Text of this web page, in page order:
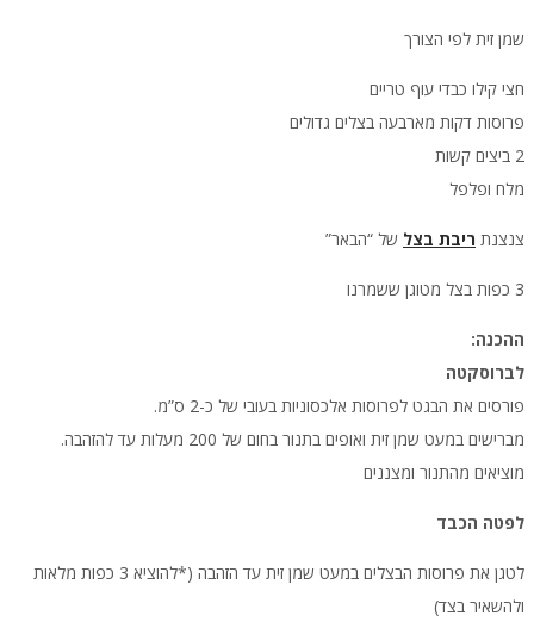
שמן זית לפי הצורך
חצי קילו כבדי עוף טריים
פרוסות דקות מארבעה בצלים גדולים
2 ביצים קשות
מלח ופלפל
צנצנת ריבת בצל של “הבאר”
3 כפות בצל מטוגן ששמרנו
ההכנה:
לברוסקטה
פורסים את הבגט לפרוסות אלכסוניות בעובי של כ-2 ס”מ.
מברישים במעט שמן זית ואופים בתנור בחום של 200 מעלות עד להזהבה.
מוציאים מהתנור ומצננים
לפטה הכבד
לטגן את פרוסות הבצלים במעט שמן זית עד הזהבה (*להוציא 3 כפות מלאות
ולהשאיר בצד)